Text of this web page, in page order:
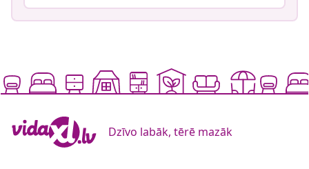
Dzīvo labāk, tērē mazāk